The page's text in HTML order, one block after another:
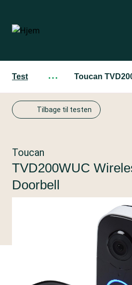
hovedindhold
Test ··· Toucan
Tilbage til testen
Toucan
TVD200WUC
Doorbell